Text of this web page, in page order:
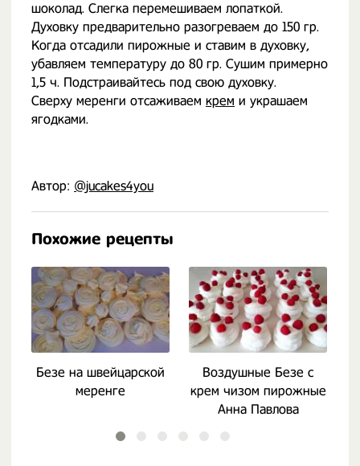
шоколад. Слегка перемешиваем лопаткой.
Духовку предварительно разогреваем до 150 гр.
Когда отсадили пирожные и ставим в духовку,
убавляем температуру до 80 гр. Сушим примерно
1,5 ч. Подстраивайтесь под свою духовку.
Сверху меренги отсаживаем крем и украшаем
ягодками.
Автор: @jucakes4you
Похожие рецепты
Безе на швейцарской
меренге
Воздушные Безе с
крем чизом пирожные
Анна Павлова